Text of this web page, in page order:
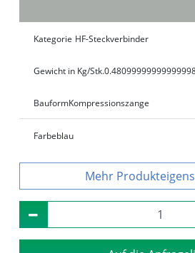
Kategorie HF-Steckverbinder
Gewicht in Kg/Stk.
BauformKompressionszange
Farbeblau